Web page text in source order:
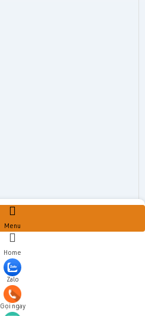
Menu
Home
Zalo
Gọi ngay